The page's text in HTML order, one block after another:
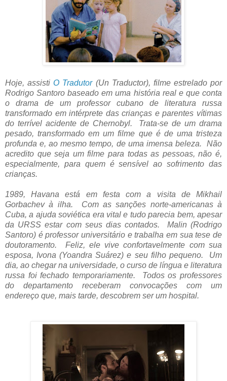
Hoje, assisti O Tradutor(Un Traductor), filme estrelado por
Rodrigo Santoro baseado em uma história real e que conta
o drama de um professor cubano de literatura russa
transformado em intérprete das crianças e parentes vítimas
do terrível acidente de Chernobyl. Trata-se de um drama
pesado, transformado em um filme que é de uma tristeza
profunda e, ao mesmo tempo, de uma imensa beleza. Não
acredito que seja um filme para todas as pessoas, não é,
especialmente, para quem é sensível ao sofrimento das
crianças.
1989, Havana está em festa com a visita de Mikhail
Gorbachev à ilha. Com as sanções norte-americanas à
Cuba, a ajuda soviética era vital e tudo parecia bem, apesar
da URSS estar com seus dias contados. Malin (Rodrigo
Santoro) é professor universitário e trabalha em sua tese de
doutoramento. Feliz, ele vive confortavelmente com sua
esposa, Ivona (Yoandra Suárez) e seu filho pequeno. Um
dia, ao chegar na universidade, o curso de língua e literatura
russa foi fechado temporariamente. Todos os professores
do departamento receberam convocações com um
endereço que, mais tarde, descobrem ser um hospital.